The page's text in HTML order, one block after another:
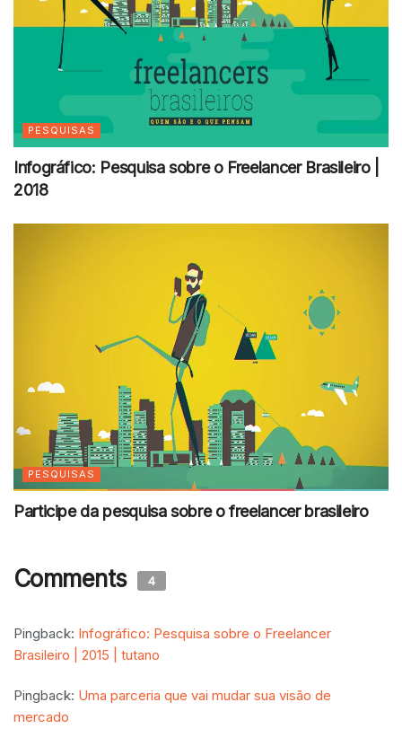
PESQUISAS
Infográfico: Pesquisa sobre o Freelancer Brasileiro |
2018
PESQUISAS
Participe da pesquisa sobre o freelancer brasileiro
Comments 4
Pingback: Infográfico: Pesquisa sobre o Freelancer
Brasileiro | 2015 | tutano
Pingback: Uma parceria que vai mudar sua visão de
mercado